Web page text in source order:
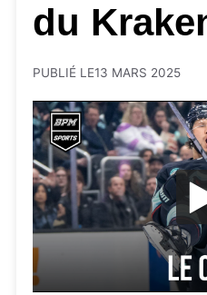
du
PUBLIÉ LE13 MARS 2025